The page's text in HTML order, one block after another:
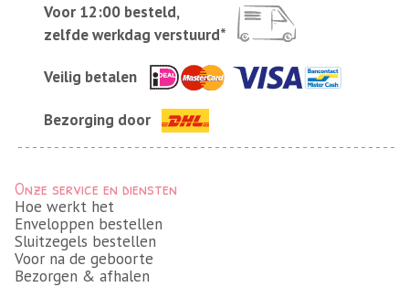
Voor 12:00 besteld,
zelfde werkdag verstuurd*
Veilig betalen
Bezorging door
Onze service en diensten
Hoe werkt het
Enveloppen bestellen
Sluitzegels bestellen
Voor na de geboorte
Bezorgen & afhalen